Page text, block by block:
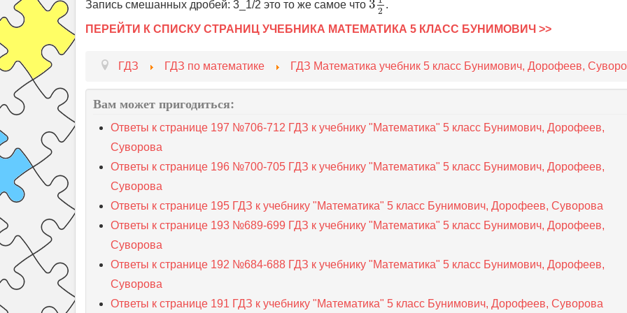
Запись смешанных дробей: 3_1/2 это то же самое что 3 2
.
ПЕРЕЙТИ К СПИСКУ СТРАНИЦ УЧЕБНИКА МАТЕМАТИКА 5 КЛАСС БУНИМОВИЧ >>
ГДЗ ГДЗ по математике ГДЗ Математика учебник 5 класс Бунимович, Дорофеев,
Вам может пригодиться:
Ответы к странице 197 №706-712 ГДЗ к учебнику "Математика" 5 класс Бунимович, Дорофеев,
Суворова
Ответы к странице 196 №700-705 ГДЗ к учебнику "Математика" 5 класс Бунимович, Дорофеев,
Суворова
Ответы к странице 195 ГДЗ к учебнику "Математика" 5 класс Бунимович, Дорофеев, Суворова
Ответы к странице 193 №689-699 ГДЗ к учебнику "Математика" 5 класс Бунимович, Дорофеев,
Суворова
Ответы к странице 192 №684-688 ГДЗ к учебнику "Математика" 5 класс Бунимович, Дорофеев,
Суворова
Ответы к странице 191 ГДЗ к учебнику "Математика" 5 класс Бунимович, Дорофеев, Суворова